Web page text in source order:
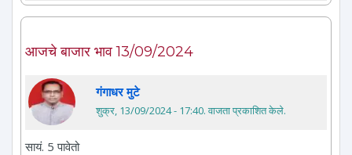
आजचे बाजार भाव 13/09/2024
गंगाधर मुटे
शुक्र, 13/09/2024 - 17:40. वाजता प्रकाशित केले.
सायं. 5 पावेतो